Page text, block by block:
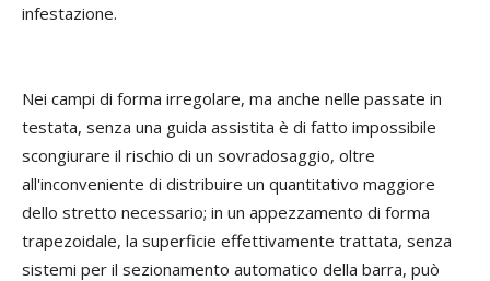
infestazione.
Nei campi di forma irregolare, ma anche nelle passate in
testata, senza una guida assistita è di fatto impossibile
scongiurare il rischio di un sovradosaggio, oltre
all'inconveniente di distribuire un quantitativo maggiore
dello stretto necessario; in un appezzamento di forma
trapezoidale, la superficie effettivamente trattata, senza
sistemi per il sezionamento automatico della barra, può